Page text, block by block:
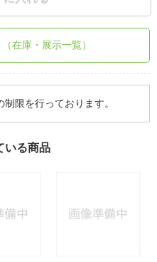
在庫・展示一覧）
限を行っております。
いる商品